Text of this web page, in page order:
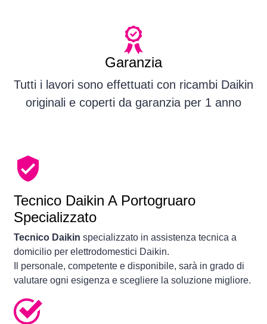
Garanzia
Tutti i lavori sono effettuati con ricambi Daikin
originali e coperti da garanzia per 1 anno
Tecnico Daikin A Portogruaro
Specializzato
Tecnico Daikin specializzato in assistenza tecnica a
domicilio per elettrodomestici Daikin.
Il personale, competente e disponibile, sarà in grado di
valutare ogni esigenza e scegliere la soluzione migliore.